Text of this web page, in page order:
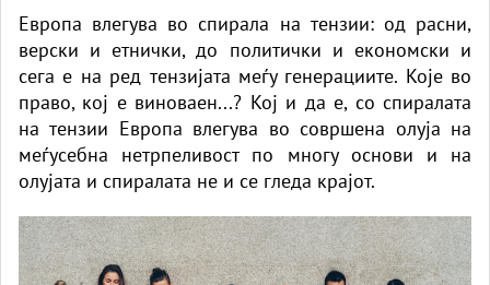
Европа влегува во спирала на тензии: од расни,
верски и етнички, до политички и економски и
сега е на ред тензијата меѓу генерациите. Које во
право, кој е виноваен...? Кој и да е, со спиралата
на тензии Европа влегува во совршена олуја на
меѓусебна нетрпеливост по многу основи и на
олујата и спиралата не и се гледа крајот.